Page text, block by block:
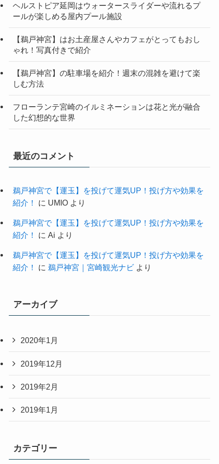
ヘルストピア延岡はウォータースライダーや流れるプ
ールが楽しめる屋内プール施設
【鵜戸神宮】はお土産屋さんやカフェがとってもおし
ゃれ！写真付きで紹介
【鵜戸神宮】の駐車場を紹介！週末の混雑を避けて楽
しむ方法
フローランテ宮崎のイルミネーションは花と光が融合
した幻想的な世界
最近のコメント
鵜戸神宮で【運玉】を投げて運気UP！投げ方や効果を
紹介！
に UMIOより
鵜戸神宮で【運玉】を投げて運気UP！投げ方や効果を
紹介！
に Ai より
鵜戸神宮で【運玉】を投げて運気UP！投げ方や効果を
紹介！
に 鵜戸神宮｜宮崎観光ナビより
アーカイブ
2020年1月
2019年12月
2019年2月
2019年1月
カテゴリー